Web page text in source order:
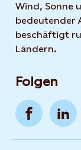
Wind, Sonne
bedeutender
beschäftigt
Ländern.
Folgen